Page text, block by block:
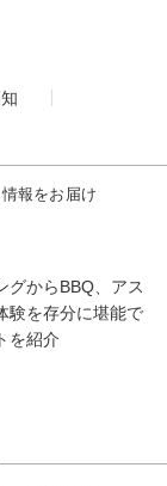
報をお届け
グからBBQ、アス
験を存分に堪能で
を紹介